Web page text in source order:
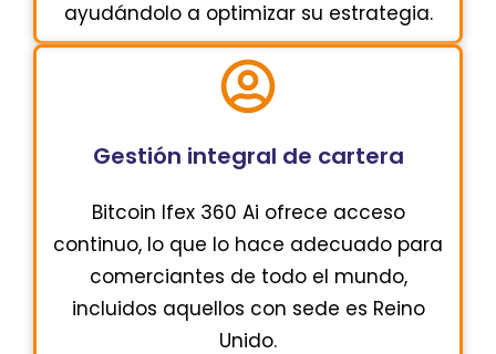
ayudándolo a optimizar su estrategia.
Gestión integral de cartera
Bitcoin Ifex 360 Ai ofrece acceso
continuo, lo que lo hace adecuado para
comerciantes de todo el mundo,
incluidos aquellos con sede es Reino
Unido.